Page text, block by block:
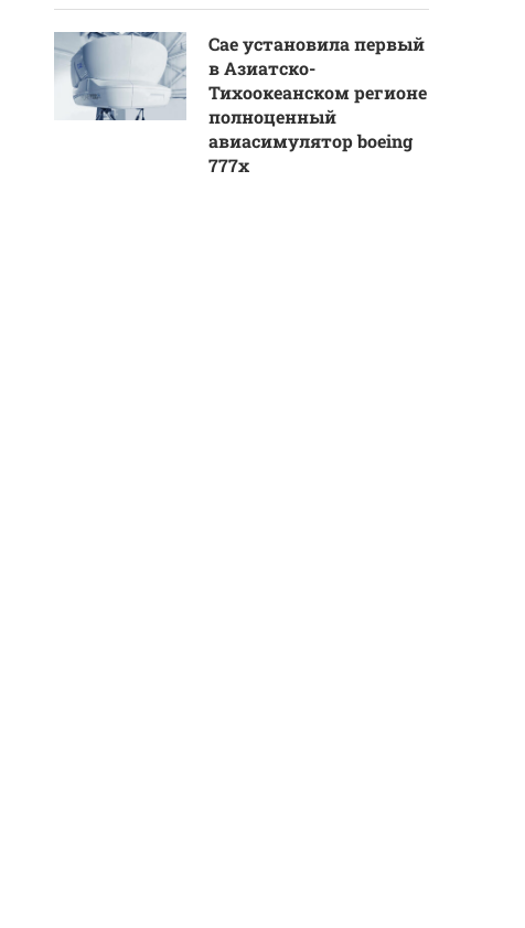
Cae установила первый
в Азиатско-
Тихоокеанском регионе
полноценный
авиасимулятор boeing
777x